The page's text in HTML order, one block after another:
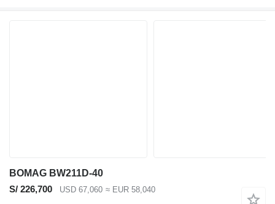
BOMAG BW211D-40
S/ 226,700
USD 67,060 ≈ EUR 58,040